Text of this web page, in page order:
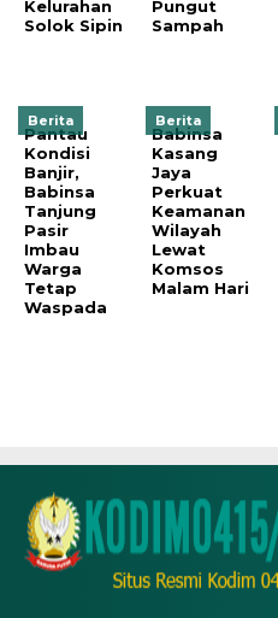
Kelurahan
Solok Sipin
Pungut
Sampah
Berita
Pantau
Kondisi
Banjir,
Babinsa
Tanjung
Pasir
Imbau
Warga
Tetap
Waspada
Berita
Babinsa
Kasang
Jaya
Perkuat
Keamanan
Wilayah
Lewat
Komsos
Malam Hari